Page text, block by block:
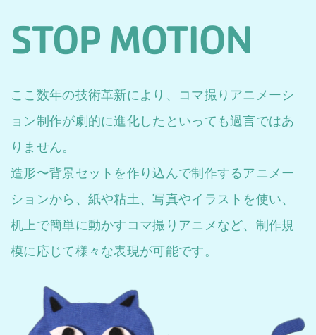
STOP MOTION
ここ数年の技術革新により、コマ撮りアニメーシ
ョン制作が劇的に進化したといっても過言ではあ
りません。
造形〜背景セットを作り込んで制作するアニメー
ションから、紙や粘土、写真やイラストを使い、
机上で簡単に動かすコマ撮りアニメなど、制作規
模に応じて様々な表現が可能です。